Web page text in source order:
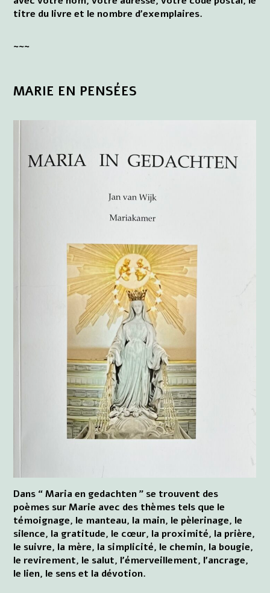
titre du livre et le nombre d'exemplaires.
~~~
MARIE EN PENSÉES
Dans “ Maria en gedachten ” se trouvent des
poèmes sur Marie avec des thèmes tels que le
témoignage, le manteau, la main, le pèlerinage, le
silence, la gratitude, le cœur, la proximité, la prière,
le suivre, la mère, la simplicité, le chemin, la bougie,
le revirement, le salut, l'émerveillement, l'ancrage,
le lien, le sens et la dévotion.